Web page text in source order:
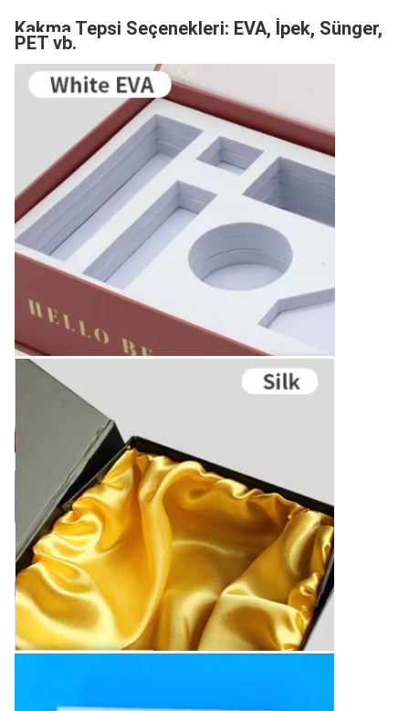
Kakma Tepsi Seçenekleri: EVA, İpek, Sünger,
PET vb.